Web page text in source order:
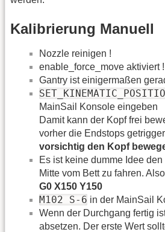
Kalibrierung Manuell
Nozzle reinigen !
enable_force_move aktiviert !
Gantry ist einigermaßen
MainSail Konsole eingeben
Damit kann der Kopf frei
vorher die Endstops
vorsichtig den Kopf
Es ist keine dumme Idee
Mitte vom Bett zu fahren.
G0 X150 Y150
M102 S-6 in der MainSail
Wenn der Durchgang fertig
absetzen. Der erste Wert